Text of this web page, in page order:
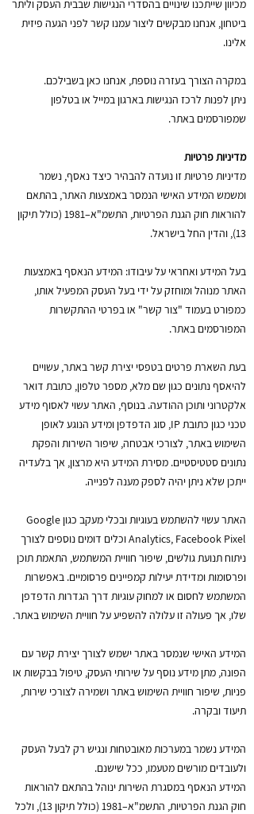
מכיוון שייתכנו שינויים בהסדרי הנגישות שבבית העסק וליתר
ביטחון, אנחנו מבקשים ליצור עמנו קשר לפני הגעה פיזית
אלינו.
במקרה הצורך בעזרה נוספת, אנחנו כאן בשבילכם.
ניתן לפנות לרכז הנגישות בארגון במייל או בטלפון
שמפורסמים באתר.
מדיניות פרטיות
מדיניות פרטיות זו נועדה להבהיר כיצד נאסף, נשמר
ומשמש המידע האישי הנמסר באמצעות האתר, בהתאם
להוראות חוק הגנת הפרטיות, התשמ"א–1981 (כולל תיקון
13), והדין החל בישראל.
בעל המידע ואחראי על עיבודו: המידע הנאסף באמצעות
האתר מנוהל ומוחזק על ידי בעל העסק המפעיל אותו,
כמפורט בעמוד "צור קשר" או בפרטי ההתקשרות
המפורסמים באתר.
בעת השארת פרטים בטפסי יצירת קשר באתר, עשויים
להיאסף נתונים כגון שם מלא, מספר טלפון, כתובת דואר
אלקטרוני ותוכן ההודעה. בנוסף, האתר עשוי לאסוף מידע
טכני כגון כתובת IP, סוג הדפדפן ומידע הנוגע לאופן
השימוש באתר, לצורכי אבטחה, שיפור השירות והפקת
נתונים סטטיסטיים. מסירת המידע היא מרצון, אך בלעדיה
ייתכן שלא ניתן יהיה לספק מענה לפנייה.
האתר עשוי להשתמש בעוגיות ובכלי מעקב כגון Google
Analytics, Facebook Pixel וכלים דומים נוספים לצורך
ניתוח תנועת גולשים, שיפור חוויית המשתמש, התאמת תוכן
ופרסומות ומדידת יעילות קמפיינים פרסומיים. באפשרות
המשתמש לחסום או למחוק עוגיות דרך הגדרות הדפדפן
שלו, אך פעולה זו עלולה להשפיע על חוויית השימוש באתר.
המידע האישי שנמסר באתר ישמש לצורך יצירת קשר עם
הפונה, מתן מידע נוסף על שירותי העסק, טיפול בבקשות או
פניות, שיפור חוויית השימוש באתר ושמירה לצורכי שירות,
תיעוד ובקרה.
המידע נשמר במערכות מאובטחות ונגיש רק לבעל העסק
ולעובדים מורשים מטעמו, ככל שישנם.
המידע הנאסף במסגרת השירות ינוהל בהתאם להוראות
חוק הגנת הפרטיות, התשמ"א–1981 (כולל תיקון 13), ולכל